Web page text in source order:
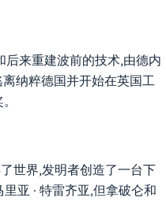
来重建波前的技术,由德内
纳粹德国并开始在英国工
世界,发明者创造了一台下
亚 · 特雷齐亚,但拿破仑和